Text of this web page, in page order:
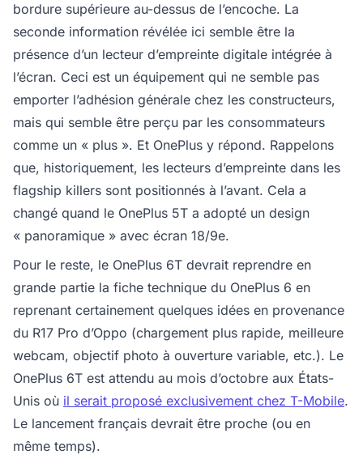
bordure supérieure au-dessus de l’encoche. La
seconde information révélée ici semble être la
présence d’un lecteur d’empreinte digitale intégrée à
l’écran. Ceci est un équipement qui ne semble pas
emporter l’adhésion générale chez les constructeurs,
mais qui semble être perçu par les consommateurs
comme un « plus ». Et OnePlus y répond. Rappelons
que, historiquement, les lecteurs d’empreinte dans les
flagship killers sont positionnés à l’avant. Cela a
changé quand le OnePlus 5T a adopté un design
« panoramique » avec écran 18/9e.
Pour le reste, le OnePlus 6T devrait reprendre en
grande partie la fiche technique du OnePlus 6 en
reprenant certainement quelques idées en provenance
du R17 Pro d’Oppo (chargement plus rapide, meilleure
webcam, objectif photo à ouverture variable, etc.). Le
OnePlus 6T est attendu au mois d’octobre aux États-
Unis où il serait proposé exclusivement chez T-Mobile.
Le lancement français devrait être proche (ou en
même temps).